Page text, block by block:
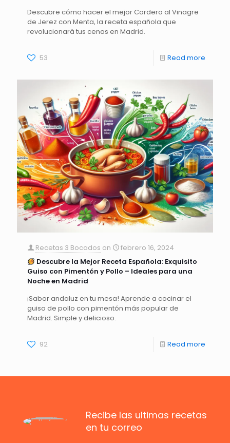
Descubre cómo hacer el mejor Cordero al Vinagre
de Jerez con Menta, la receta española que
revolucionará tus cenas en Madrid.
53 Read more
Recetas 3 Bocados on
febrero 16, 2024
Descubre la Mejor Receta Española: Exquisito
Guiso con Pimentón y Pollo – Ideales para una
Noche en Madrid
¡Sabor andaluz en tu mesa! Aprende a cocinar el
guiso de pollo con pimentón más popular de
Madrid. Simple y delicioso.
92 Read more
Recibe las ultimas recetas
en tu correo